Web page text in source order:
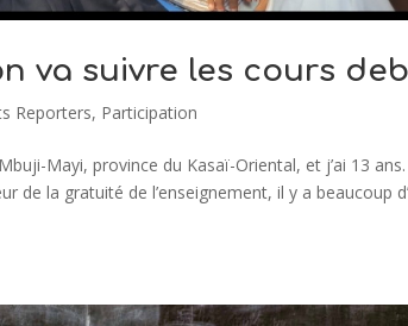
va suivre les cours
Reporters, Participation
Mayi, province du Kasaï-Oriental, et j’ai 13 ans.
de la gratuité de l’enseignement, il y a beaucoup